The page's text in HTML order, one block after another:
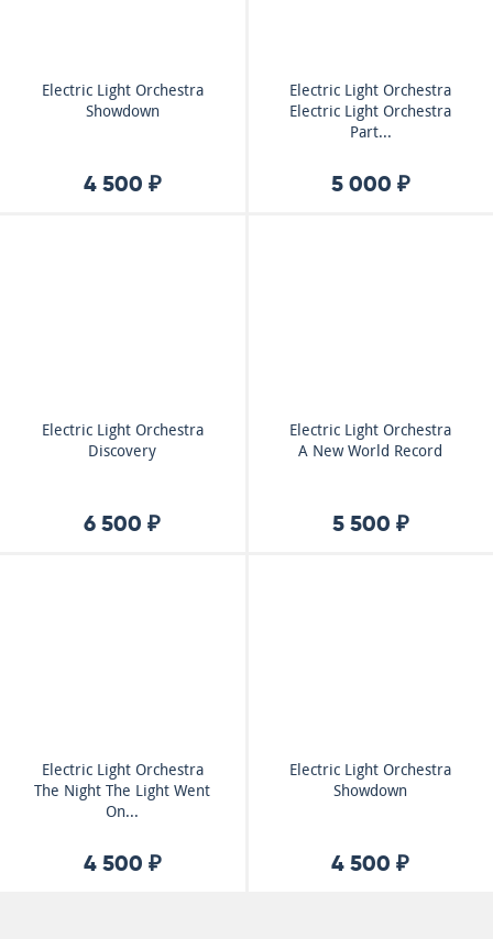
Electric Light Orchestra
Showdown
4 500 ₽
Electric Light Orchestra
Electric Light Orchestra
Part...
5 000 ₽
Electric Light Orchestra
Discovery
6 500 ₽
Electric Light Orchestra
A New World Record
5 500 ₽
Electric Light Orchestra
The Night The Light Went
On...
4 500 ₽
Electric Light Orchestra
Showdown
4 500 ₽